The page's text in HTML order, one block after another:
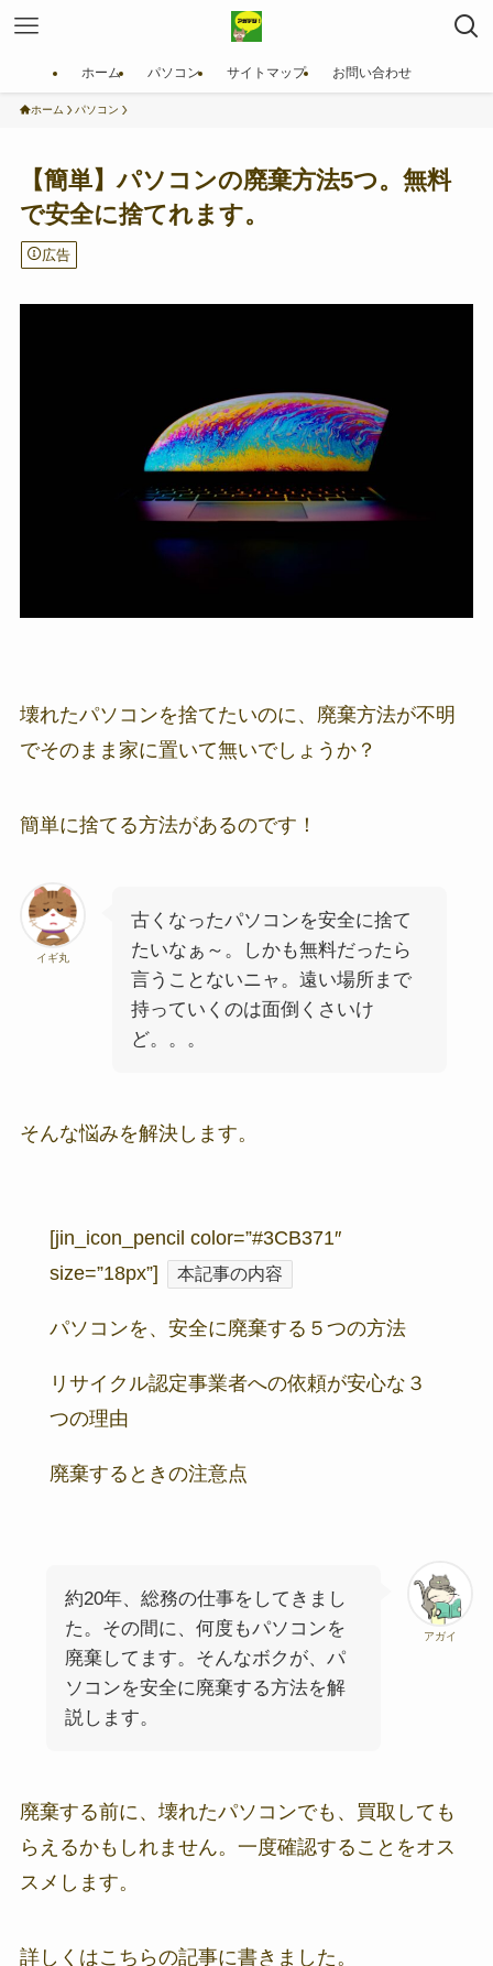
ホーム パソコン サイトマップ お問い合わせ
ホーム パソコン
【簡単】パソコンの廃棄方法5つ。無料
で安全に捨てれます。
広告
壊れたパソコンを捨てたいのに、廃棄方法が不明
でそのまま家に置いて無いでしょうか？
簡単に捨てる方法があるのです！
イギ丸
古くなったパソコンを安全に捨て
たいなぁ～。しかも無料だったら
言うことないニャ。遠い場所まで
持っていくのは面倒くさいけ
ど。。。
そんな悩みを解決します。
[jin_icon_pencil color=”#3CB371″
size=”18px”]
本記事の内容
パソコンを、安全に廃棄する５つの方法
リサイクル認定事業者への依頼が安心な３
つの理由
廃棄するときの注意点
アガイ
約20年、総務の仕事をしてきまし
た。その間に、何度もパソコンを
廃棄してます。そんなボクが、パ
ソコンを安全に廃棄する方法を解
説します。
廃棄する前に、壊れたパソコンでも、買取しても
らえるかもしれません。一度確認することをオス
スメします。
詳しくはこちらの記事に書きました。